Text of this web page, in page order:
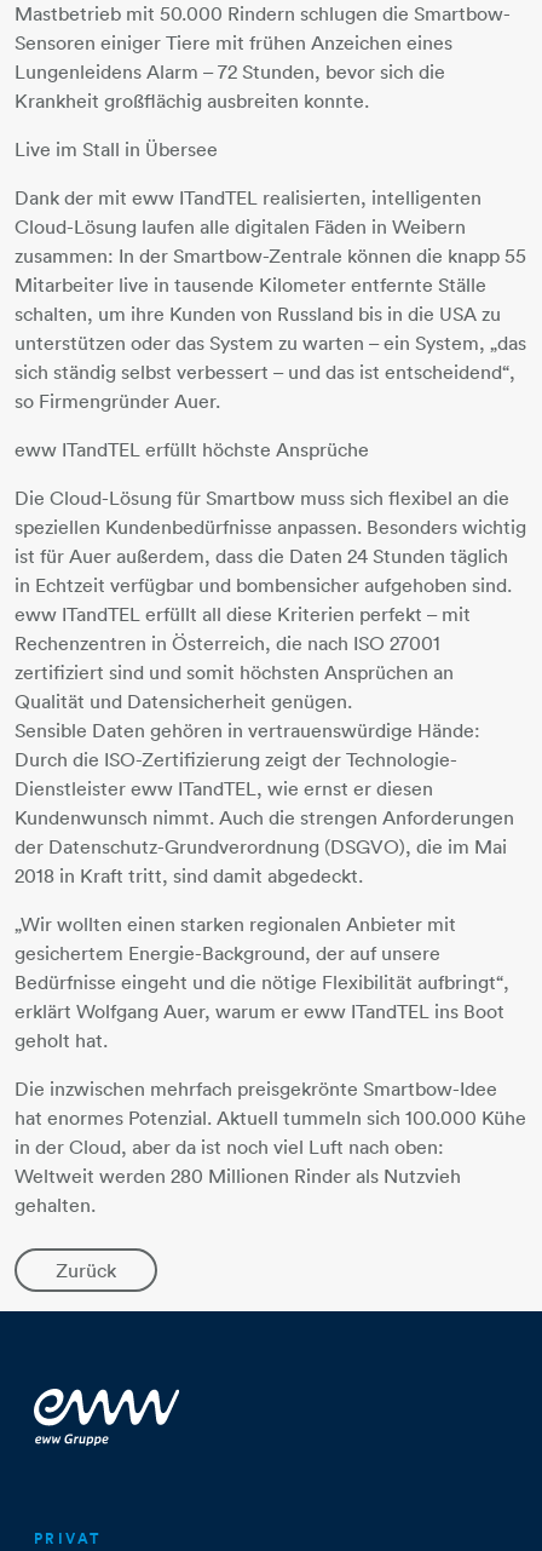
Mastbetrieb mit 50.000 Rindern schlugen die Smartbow-
Sensoren einiger Tiere mit frühen Anzeichen eines
Lungenleidens Alarm – 72 Stunden, bevor sich die
Krankheit großflächig ausbreiten konnte.
Live im Stall in Übersee
Dank der mit eww ITandTEL realisierten, intelligenten
Cloud-Lösung laufen alle digitalen Fäden in Weibern
zusammen: In der Smartbow-Zentrale können die knapp 55
Mitarbeiter live in tausende Kilometer entfernte Ställe
schalten, um ihre Kunden von Russland bis in die USA zu
unterstützen oder das System zu warten – ein System, „das
sich ständig selbst verbessert – und das ist entscheidend“,
so Firmengründer Auer.
eww ITandTEL erfüllt höchste Ansprüche
Die Cloud-Lösung für Smartbow muss sich flexibel an die
speziellen Kundenbedürfnisse anpassen. Besonders wichtig
ist für Auer außerdem, dass die Daten 24 Stunden täglich
in Echtzeit verfügbar und bombensicher aufgehoben sind.
eww ITandTEL erfüllt all diese Kriterien perfekt – mit
Rechenzentren in Österreich, die nach ISO 27001
zertifiziert sind und somit höchsten Ansprüchen an
Qualität und Datensicherheit genügen.
Sensible Daten gehören in vertrauenswürdige Hände:
Durch die ISO-Zertifizierung zeigt der Technologie-
Dienstleister eww ITandTEL, wie ernst er diesen
Kundenwunsch nimmt. Auch die strengen Anforderungen
der Datenschutz-Grundverordnung (DSGVO), die im Mai
2018 in Kraft tritt, sind damit abgedeckt.
„Wir wollten einen starken regionalen Anbieter mit
gesichertem Energie-Background, der auf unsere
Bedürfnisse eingeht und die nötige Flexibilität aufbringt“,
erklärt Wolfgang Auer, warum er eww ITandTEL ins Boot
geholt hat.
Die inzwischen mehrfach preisgekrönte Smartbow-Idee
hat enormes Potenzial. Aktuell tummeln sich 100.000 Kühe
in der Cloud, aber da ist noch viel Luft nach oben:
Weltweit werden 280 Millionen Rinder als Nutzvieh
gehalten.
Zurück
PRIVAT